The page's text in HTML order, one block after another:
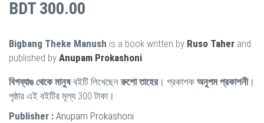
BDT 300.00
Bigbang Theke Manush is a book written by Ruso Taher and
published by Anupam Prokashoni
বিগব্যাঙ থেকে মানুষবইটি লিখেছেনরুশো তাহের। প্রকাশক অনুপম প্রকাশনী।
পৃষ্ঠার এই বইটির মূল্য 300 টাকা।
Publisher : Anupam Prokashoni